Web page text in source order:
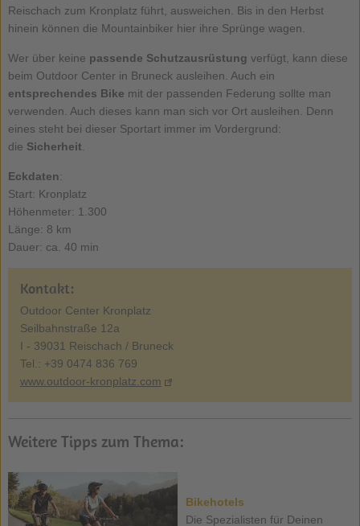
Reischach zum Kronplatz führt, ausweichen. Bis in den Herbst
hinein können die Mountainbiker hier ihre Sprünge wagen.
Wer über keine passende Schutzausrüstung verfügt, kann diese
beim Outdoor Center in Bruneck ausleihen. Auch ein
entsprechendes Bike mit der passenden Federung sollte man
verwenden. Auch dieses kann man sich vor Ort ausleihen. Denn
eines steht bei dieser Sportart immer im Vordergrund:
die Sicherheit
Eckdaten:
Start: Kronplatz
Höhenmeter: 1.300
Länge: 8 km
Dauer: ca. 40 min
Kontakt:
Outdoor Center Kronplatz
Seilbahnstraße 12a
I - 39031 Reischach / Bruneck
Tel.: +39 0474 836 769
www.outdoor-kronplatz.com
Weitere Tipps zum Thema:
Bikehotels
Die Spezialisten für Deinen